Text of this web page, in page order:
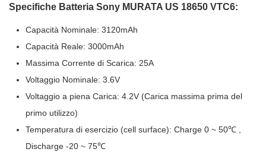
Specifiche Batteria Sony MURATA US 18650 VTC6:
Capacità Nominale: 3120mAh
Capacità Reale: 3000mAh
Massima Corrente di Scarica: 25A
Voltaggio Nominale: 3.6V
Voltaggio a piena Carica: 4.2V (Carica massima prima del
primo utilizzo)
Temperatura di esercizio (cell surface): Charge 0 ~ 50℃ ,
Discharge -20 ~ 75℃